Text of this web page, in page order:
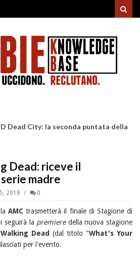
Dead City: la seconda puntata della
Dead: riceve il
madre
2018 0
AMC trasmetterà il finale di Stagione di
seguirà la premieredella nuova stagione
Dead (dal titolo "What's Your
per l'evento.